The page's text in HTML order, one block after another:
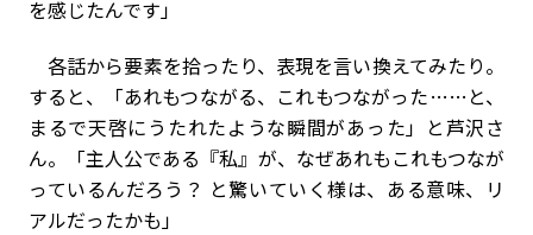
を感じたんです」
各話から要素を拾ったり、表現を言い換えてみたり。
すると、「あれもつながる、これもつながった……と、
まるで天啓にうたれたような瞬間があった」と芦沢さ
ん。「主人公である『私』が、なぜあれもこれもつなが
っているんだろう？ と驚いていく様は、ある意味、リ
アルだったかも」